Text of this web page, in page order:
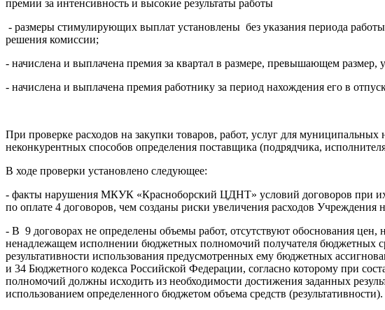
премии за интенсивность и высокие результаты работы
- размеры стимулирующих выплат установлены без указания периода
решения комиссии;
- начислена и выплачена премия за квартал в размере, превышающем
- начислена и выплачена премия работнику за период нахождения его в
При проверке расходов на закупки товаров, работ, услуг для
неконкурентных способов определения поставщика (подрядчика,
В ходе проверки установлено следующее:
- факты нарушения МКУК «Красноборский ЦДНТ» условий договоров при их
по оплате 4 договоров, чем созданы риски увеличения расходов
- В 9 договорах не определены объемы работ, отсутствуют обоснования цен,
ненадлежащем исполнении бюджетных полномочий получателя бюджетных
результативности использования предусмотренных ему бюджетных
и 34 Бюджетного кодекса Российской Федерации, согласно которому при
полномочий должны исходить из необходимости достижения заданных
использованием определенного бюджетом объема средств (результативности).